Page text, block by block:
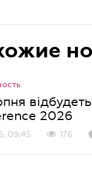
2026
09:45 176